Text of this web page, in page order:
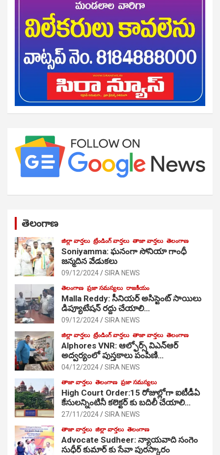
తెలంగాణ
జిల్లా వార్తలు ట్రేండింగ్ వార్తలు తాజా వార్తలు తెలంగాణ
Soniyamma: ఘ‌నంగా సోనియా గాంధీ
జ‌న్మ‌దిన వేడుక‌లు
09/12/2024 SIRA NEWS
తెలంగాణ ప్రజా సమస్యలు రాజకీయం
Malla Reddy: సీనియర్ అసిస్టెంట్ సాయిలు
డిప్యూటేషన్ రద్దు చేయాలి…
09/12/2024 SIRA NEWS
జిల్లా వార్తలు ట్రేండింగ్ వార్తలు తాజా వార్తలు తెలంగాణ
Alphores VNR: ఆల్ఫోర్స్ విఎన్ఆర్
అద్వర్యంలో పుస్తకాలు పంపిణి…
04/12/2024 SIRA NEWS
తాజా వార్తలు తెలంగాణ ప్రజా సమస్యలు
High Court Order:15 రోజుల్లోగా ఐటీడీఏ
కేసులన్నింటినీ కలెక్టర్ కు బదిలీ చేయాలి…
27/11/2024 SIRA NEWS
తాజా వార్తలు జిల్లా వార్తలు తెలంగాణ
Advocate Sudheer: న్యాయవాది సంగెం
సుధీర్ కుమార్ కు సేవా పురస్కారం